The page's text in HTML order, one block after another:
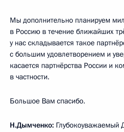
Мы дополнительно планируем
в Россию в течение ближайших
у нас складывается такое
с большим удовлетворением и
касается партнёрства России и
в частности.
Большое Вам спасибо.
Н.Дымченко: Глубокоуважаемый